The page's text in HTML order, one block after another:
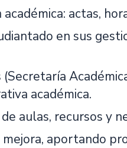
actas,
en sus
académica.
aulas, recursos y
aportando